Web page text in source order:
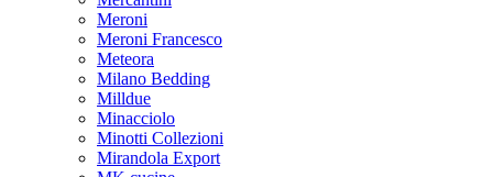
Meroni
Meroni Francesco
Meteora
Milano Bedding
Milldue
Minacciolo
Minotti Collezioni
Mirandola Export